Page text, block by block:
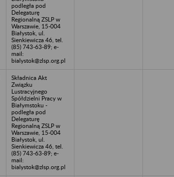
podległa pod
Delegaturę
Regionalną ZSLP w
Warszawie, 15-004
Białystok, ul.
Sienkiewicza 46, tel.
(85) 743-63-89; e-
mail:
bialystok@zlsp.org.pl
Składnica Akt
Związku
Lustracyjnego
Spółdzielni Pracy w
Białymstoku -
podległa pod
Delegaturę
Regionalną ZSLP w
Warszawie, 15-004
Białystok, ul.
Sienkiewicza 46, tel.
(85) 743-63-89; e-
mail:
bialystok@zlsp.org.pl